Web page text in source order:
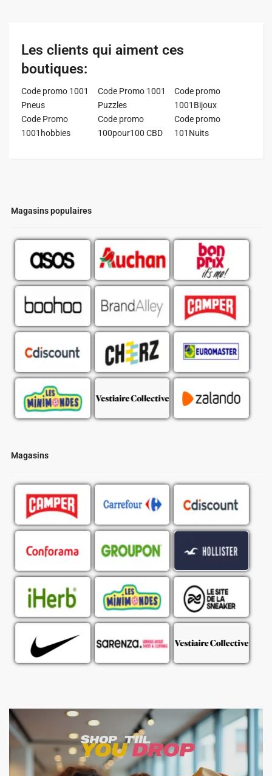
Magasins populaires
Magasins
Les clients qui aiment ces
boutiques:
Code promo 1001
Pneus
Code Promo 1001
Puzzles
Code promo
1001Bijoux
Code Promo
1001hobbies
Code promo
100pour100 CBD
Code promo
101Nuits